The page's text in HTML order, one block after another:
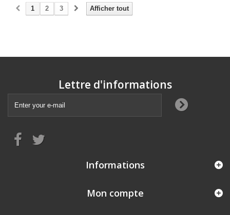
Afficher tout
1 2 3
Lettre d'informations
Informations
Mon compte